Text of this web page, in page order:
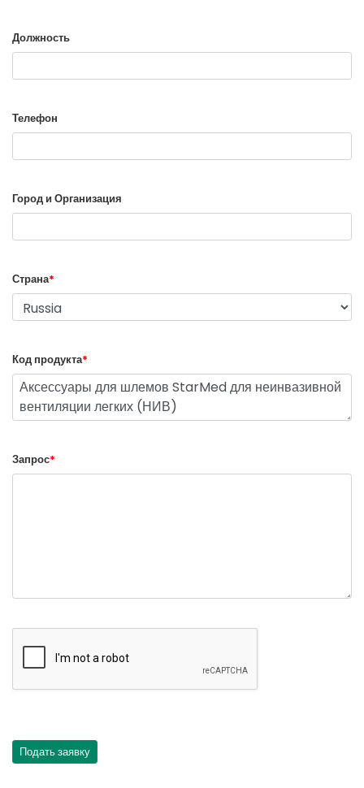
Должность
Телефон
Город и Организация
Страна*
Код продукта*
Запрос*